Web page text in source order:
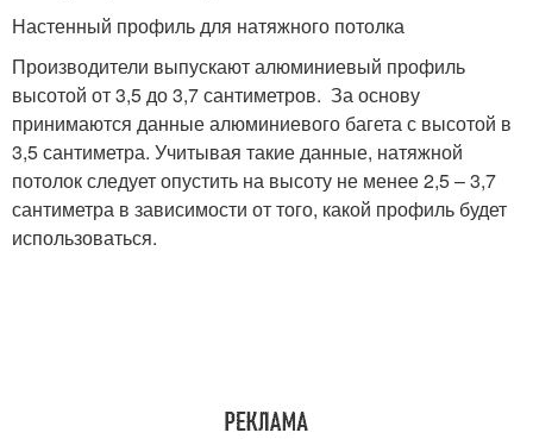
Настенный профиль для натяжного потолка
Производители выпускают алюминиевый профиль
высотой от 3,5 до 3,7 сантиметров. За основу
принимаются данные алюминиевого багета с высотой в
3,5 сантиметра. Учитывая такие данные, натяжной
потолок следует опустить на высоту не менее 2,5 – 3,7
сантиметра в зависимости от того, какой профиль будет
использоваться.